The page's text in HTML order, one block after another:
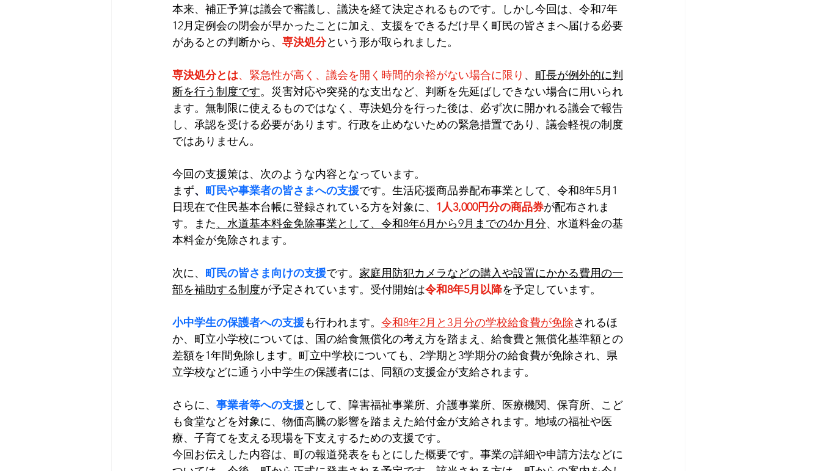
本来、補正予算は議会で審議し、議決を経て決定されるものです。しかし今回は、令和7年
12月定例会の閉会が早かったことに加え、支援をできるだけ早く町民の皆さまへ届ける必要
があるとの判断から、 専決処分という形が取られました。
専決処分とは、緊急性が高く、議会を開く時間的余裕がない場合に限り 、 町長が例外的に判
断を行う制度です。災害対応や突発的な支出など、判断を先延ばしできない場合に用いられ
ます。無制限に使えるものではなく、専決処分を行った後は、必ず次に開かれる議会で報告
し、承認を受ける必要があります。行政を止めないための緊急措置であり、議会軽視の制度
ではありません。
今回の支援策は、次のような内容となっています。
まず、 町民や事業者の皆さまへの支援です。生活応援商品券配布事業として、令和8年5月1
日現在で住民基本台帳に登録されている方を対象に、 1人3,000円分の商品券が配布されま
す。また、水道基本料金免除事業として、令和8年6月から9月までの4か月分、水道料金の基
本料金が免除されます。
次に、 町民の皆さま向けの支援です。 家庭用防犯カメラなどの購入や設置にかかる費用の一
部を補助する制度が予定されています。受付開始は令和8年5月以降を予定しています。
小中学生の保護者への支援も行われます。 令和8年2月と3月分の学校給食費が免除されるほ
か、町立小学校については、国の給食無償化の考え方を踏まえ、給食費と無償化基準額との
差額を1年間免除します。町立中学校についても、2学期と3学期分の給食費が免除され、県
立学校などに通う小中学生の保護者には、同額の支援金が支給されます。
さらに、 事業者等への支援として、障害福祉事業所、介護事業所、医療機関、保育所、こど
も食堂などを対象に、物価高騰の影響を踏まえた給付金が支給されます。地域の福祉や医
療、子育てを支える現場を下支えするための支援です。
今回お伝えした内容は、町の報道発表をもとにした概要です。事業の詳細や申請方法などに